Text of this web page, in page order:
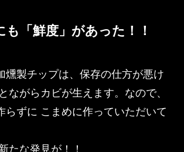
「鮮度」があった！！
燻製チップは、保存の仕方が悪け
ながらカビが生えます。なので、
らずに こまめに作っていただいて
たな発見が！！